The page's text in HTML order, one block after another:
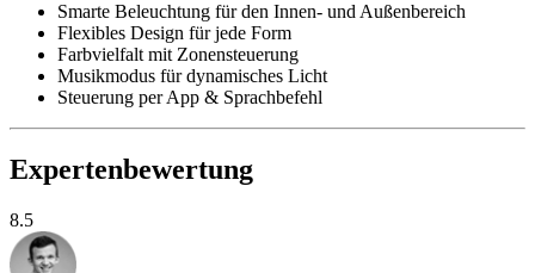
Smarte Beleuchtung für den Innen- und Außenbereich
Flexibles Design für jede Form
Farbvielfalt mit Zonensteuerung
Musikmodus für dynamisches Licht
Steuerung per App & Sprachbefehl
Expertenbewertung
8.5